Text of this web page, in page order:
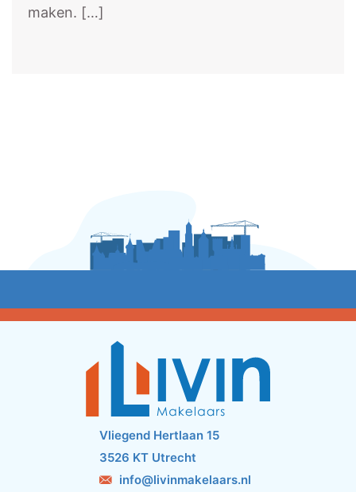
maken. […]
Vliegend Hertlaan 15
3526 KT Utrecht
info@livinmakelaars.nl